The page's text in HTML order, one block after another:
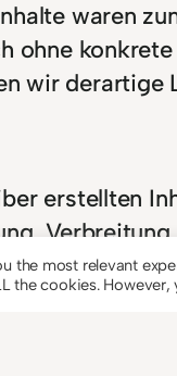
waren
ohne
wir derartige
erstellten
jeweiligen
gestattet.
the most relevant
the cookies.